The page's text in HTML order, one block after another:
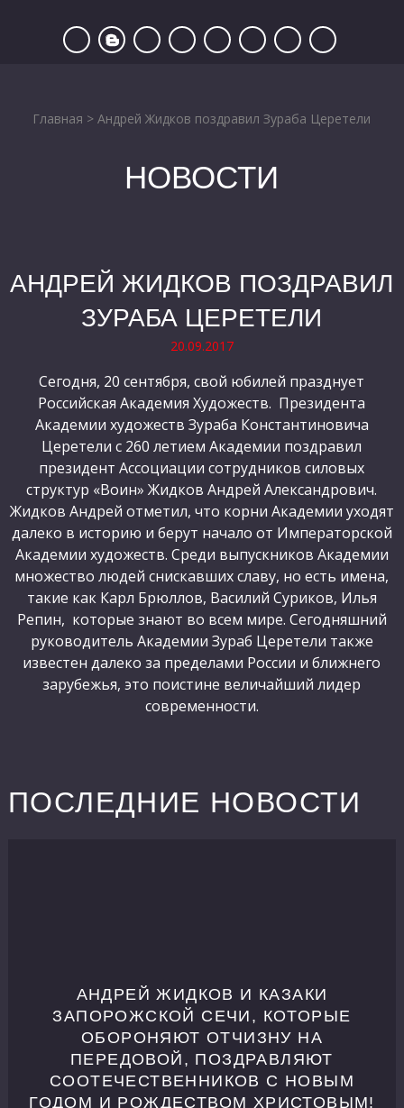
Главная >Андрей Жидков поздравил Зураба Церетели
НОВОСТИ
АНДРЕЙ ЖИДКОВ ПОЗДРАВИЛ
ЗУРАБА ЦЕРЕТЕЛИ
20.09.2017
Сегодня, 20 сентября, свой юбилей празднует
Российская Академия Художеств. Президента
Академии художеств Зураба Константиновича
Церетели с 260 летием Академии поздравил
президент Ассоциации сотрудников силовых
структур «Воин» Жидков Андрей Александрович.
Жидков Андрей отметил, что корни Академии уходят
далеко в историю и берут начало от Императорской
Академии художеств. Среди выпускников Академии
множество людей снискавших славу, но есть имена,
такие как Карл Брюллов, Василий Суриков, Илья
Репин, которые знают во всем мире. Сегодняшний
руководитель Академии Зураб Церетели также
известен далеко за пределами России и ближнего
зарубежья, это поистине величайший лидер
современности.
ПОСЛЕДНИЕ НОВОСТИ
АНДРЕЙ ЖИДКОВ И КАЗАКИ
ЗАПОРОЖСКОЙ СЕЧИ, КОТОРЫЕ
ОБОРОНЯЮТ ОТЧИЗНУ НА
ПЕРЕДОВОЙ, ПОЗДРАВЛЯЮТ
СООТЕЧЕСТВЕННИКОВ С НОВЫМ
ГОДОМ И РОЖДЕСТВОМ ХРИСТОВЫМ!